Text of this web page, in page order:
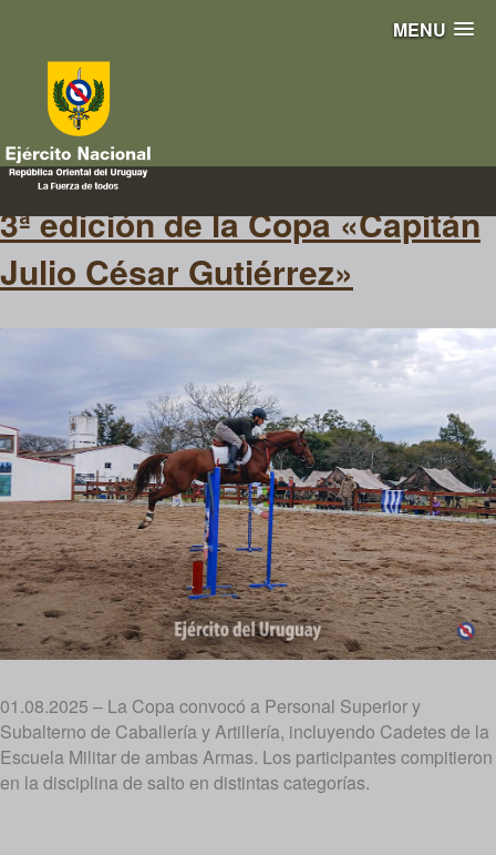
MENU
descrubrimiento
3ª edición de la Copa «Capitán
Julio César Gutiérrez»
01.08.2025 – La Copa convocó a Personal Superior y
Subalterno de Caballería y Artillería, incluyendo Cadetes de la
Escuela Militar de ambas Armas. Los participantes compitieron
en la disciplina de salto en distintas categorías.